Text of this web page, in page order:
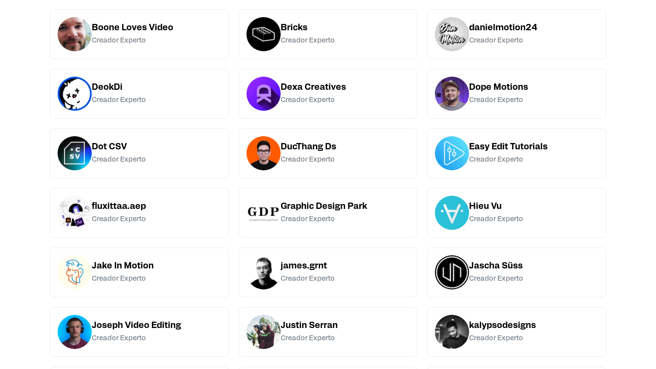
Boone Loves Video
Creador Experto
Bricks
Creador Experto
danielmotion24
Creador Experto
DeokDi
Creador Experto
Dexa Creatives
Creador Experto
Dope Motions
Creador Experto
Dot CSV
Creador Experto
DucThang Ds
Creador Experto
Easy Edit Tutorials
Creador Experto
fluxittaa.aep
Creador Experto
Graphic Design Park
Creador Experto
Hieu Vu
Creador Experto
Jake In Motion
Creador Experto
james.grnt
Creador Experto
Jascha Süss
Creador Experto
Joseph Video Editing
Creador Experto
Justin Serran
Creador Experto
kalypsodesigns
Creador Experto